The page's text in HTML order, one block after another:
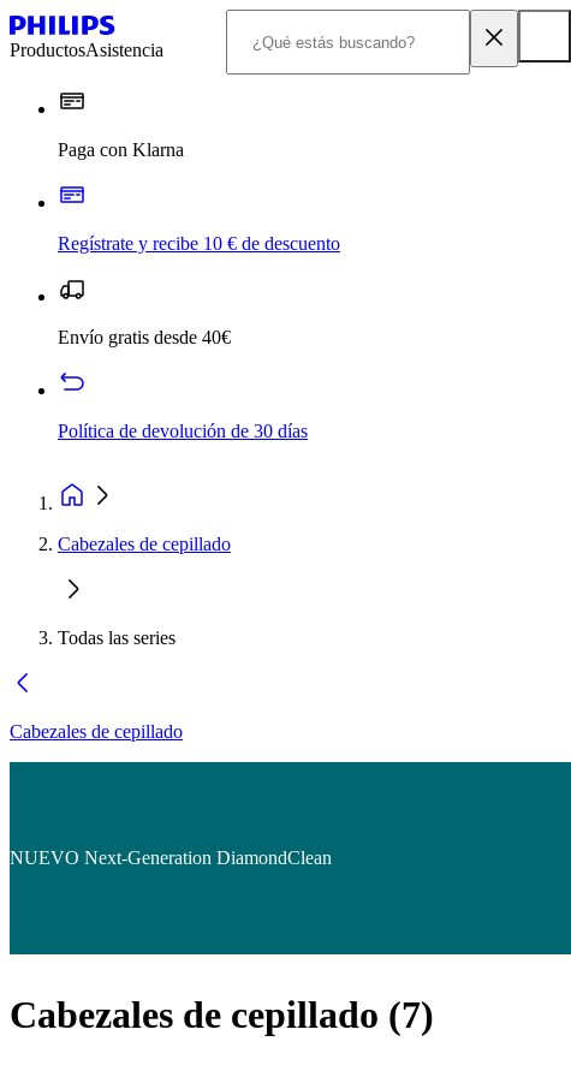
ProductosAsistencia
Paga con Klarna
Regístrate y recibe 10 € de descuento
Envío gratis desde 40€
Política de devolución de 30 días
Cabezales de cepillado
Todas las series
Cabezales de cepillado
NUEVO Next-Generation DiamondClean
Cabezales de cepillado (7)